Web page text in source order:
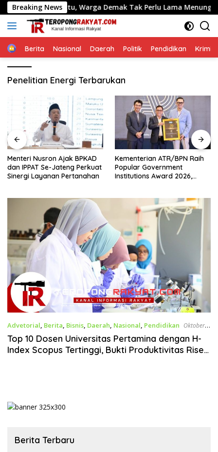
Langsung
ke
konten
Breaking News
Waktu, Warga Demak Tak Perlu Lama Menunggu
HomeBerita Nasional Daerah Politik Pendidikan
Penelitian Energi Terbarukan
Menteri Nusron Ajak BPKAD
dan IPPAT Se-Jateng Perkuat
Sinergi Layanan Pertanahan
Kementerian ATR/BPN Raih
Popular Government
Institutions Award 2026,
Advetorial, Berita, Bisnis, Daerah, Nasional, Pendidikan Oktober
6, 2025
Top 10 Dosen Universitas Pertamina dengan H-
Index Scopus Tertinggi, Bukti Produktivitas Riset
Berita Terbaru